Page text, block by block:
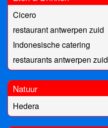
Cicero
restaurant antwerpen zuid
Indonesische catering
restaurants antwerpen zuid
Natuur
Hedera